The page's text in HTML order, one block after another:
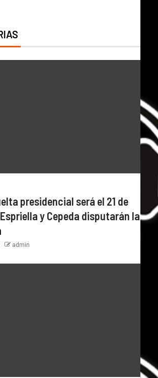
presidencial será el 21 de
y Cepeda disputarán la
admin